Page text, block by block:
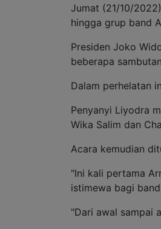
Jumat (21/10/
hingga grup band
Presiden Joko
beberapa
Dalam perhelatan
Penyanyi Liyodra
Wika Salim dan
Acara kemudian
"Ini kali pertama
istimewa bagi
"Dari awal sampai